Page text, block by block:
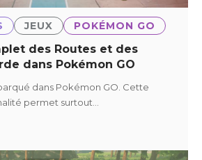
JEUX POKÉMON GO
des Routes et des
dans Pokémon GO
dans Pokémon GO. Cette
permet surtout…